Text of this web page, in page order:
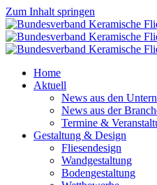
Zum Inhalt springen
Home
Aktuell
News aus den
News aus der
Termine &
Gestaltung & Design
Fliesendesign
Wandgestaltung
Bodengestaltung